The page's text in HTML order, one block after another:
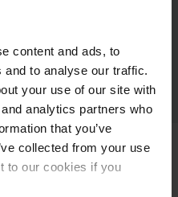
content and ads, to
to analyse our traffic.
your use of our site with
analytics partners who
that you’ve
collected from your use
to our cookies if you